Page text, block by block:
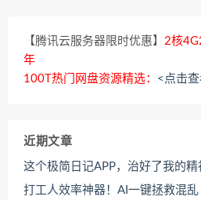
【腾讯云服务器限时优惠】 2核
年
100T热门网盘资源精选： <点击
近期文章
这个极简日记APP，治好了我的精
打工人效率神器！AI一键拯救混乱